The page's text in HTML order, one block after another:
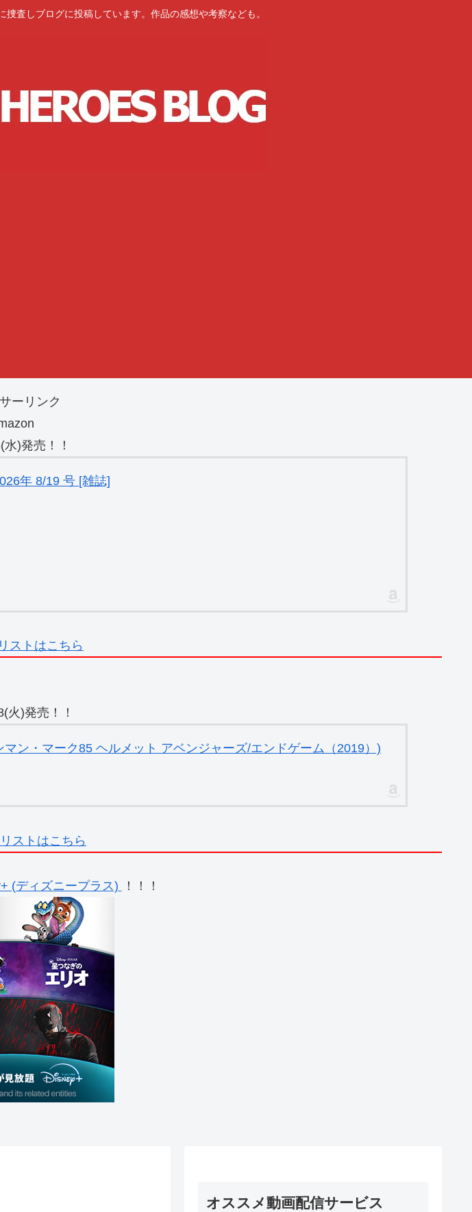
査しブログに投稿しています。作品の感想や考察なども。
ーリンク
)発売！！
年 8/19 号 [雑誌]
ストはこちら
火)発売！！
ン・マーク85 ヘルメット アベンジャーズ/エンドゲーム（2019）)
ストはこちら
(ディズニープラス) ！！！
オススメ動画配信サービス